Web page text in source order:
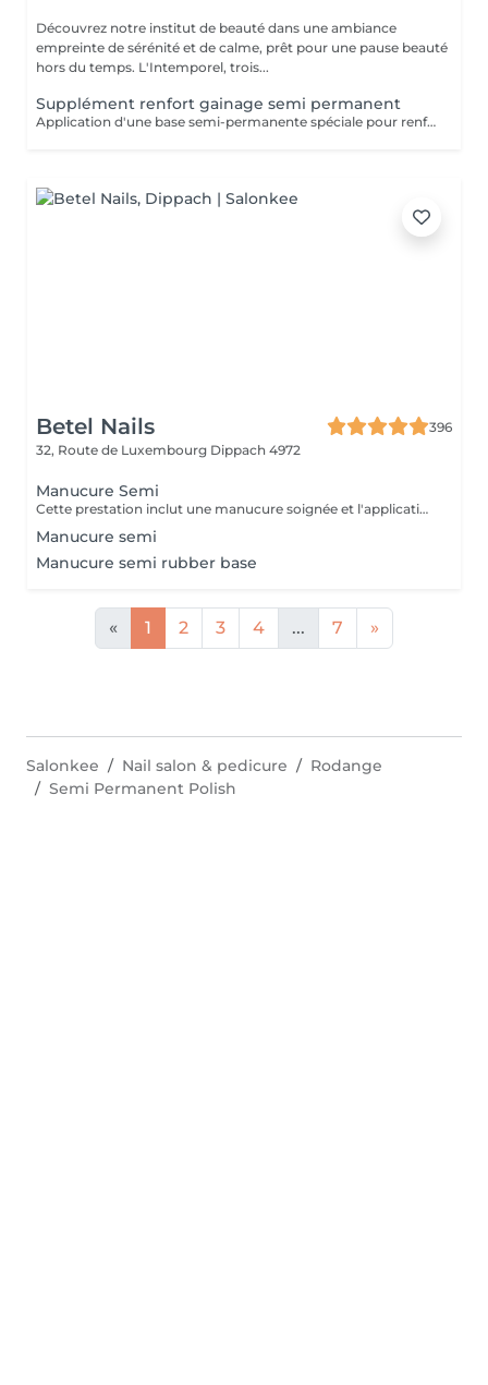
Découvrez notre institut de beauté dans une ambiance
empreinte de sérénité et de calme, prêt pour une pause beauté
hors du temps. L'Intemporel, trois...
Supplément renfort gainage semi permanent
Application d'une base semi-permanente spéciale pour renforcer et prolonger la tenue du vernis semi-permanent (En complément d'une manucure avec semi-permanent uniquement)
Betel Nails
396
32, Route de Luxembourg Dippach 4972
Manucure Semi
Cette prestation inclut une manucure soignée et l'application d'un vernis semi-permanent de la couleur de votre choix.
Manucure semi
Manucure semi rubber base
« 1 2 3 4 ... 7 »
Salonkee Nail salon & pedicure
Rodange
Semi Permanent Polish